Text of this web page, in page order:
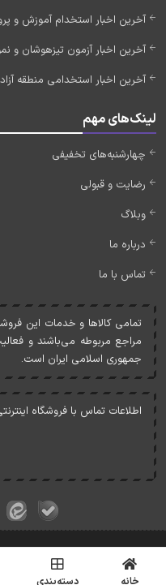
آخرین اخبار استخدام آموزش و پرورش 1405
آخرین اخبار آزمون تیزهوشان و
آخرین اخبار استخدامی منطقه آزاد
لینک‌های مهم
چهارشنبه‌های تخفیفی
رضایت و قبولی
وبلاگ
درباره ما
تماس با ما
تمامی کالاها و خدمات اين
مراجع مربوطه می‌باشند و
جمهوری اسلامی ايران است.
اطلاعات تماس با فروشگاه
کلیه حقوق این
© Copyrights - IranArze.ir - 1405
خانه دسته‌بندی